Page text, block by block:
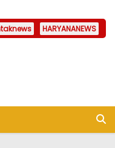
HARYANANEWS